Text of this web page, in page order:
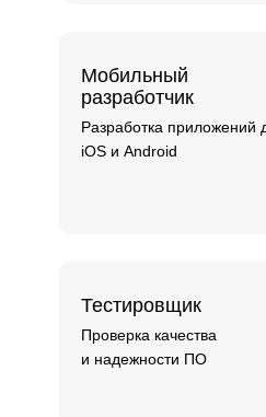
Мобильный
разработчик
Разработка приложений
iOS и Android
Тестировщик
Проверка качества
и надежности ПО